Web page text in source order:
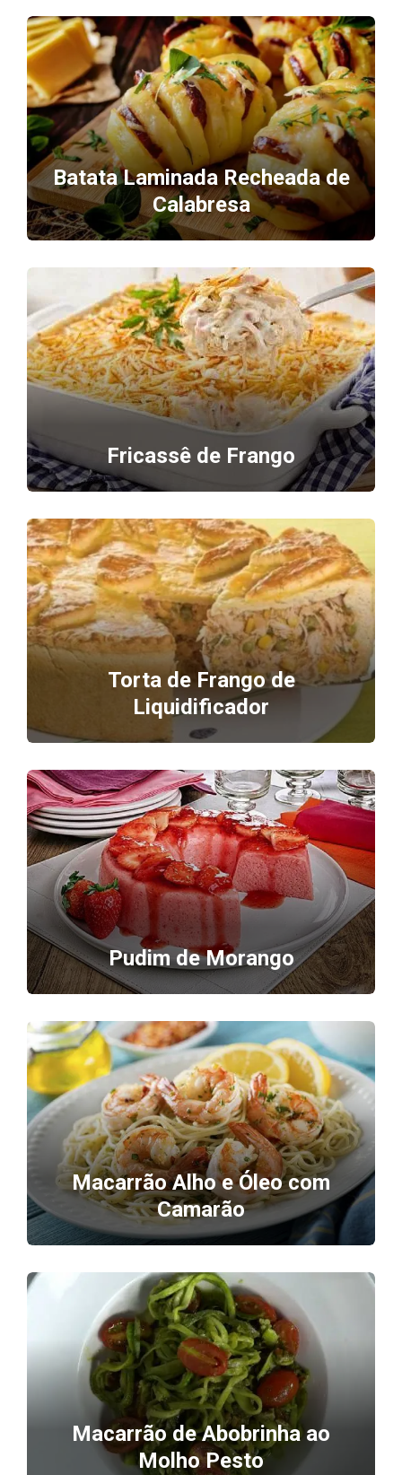
Batata Laminada Recheada de
Calabresa
Fricassê de Frango
Torta de Frango de
Liquidificador
Pudim de Morango
Macarrão Alho e Óleo com
Camarão
Macarrão de Abobrinha ao
Molho Pesto